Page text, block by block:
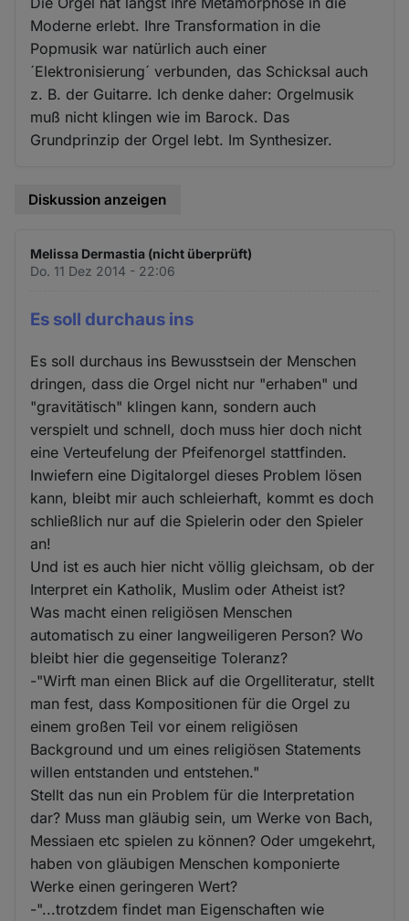
Moderne erlebt. Ihre Transformation in die
Popmusik war natürlich auch einer
´Elektronisierung´ verbunden, das Schicksal auch
z. B. der Guitarre. Ich denke daher: Orgelmusik
muß nicht klingen wie im Barock. Das
Grundprinzip der Orgel lebt. Im Synthesizer.
Diskussion anzeigen
Melissa Dermastia (nicht überprüft)
Do. 11 Dez 2014 - 22:06
Es soll durchaus ins
Es soll durchaus ins Bewusstsein der Menschen
dringen, dass die Orgel nicht nur "erhaben" und
"gravitätisch" klingen kann, sondern auch
verspielt und schnell, doch muss hier doch nicht
eine Verteufelung der Pfeifenorgel stattfinden.
Inwiefern eine Digitalorgel dieses Problem lösen
kann, bleibt mir auch schleierhaft, kommt es doch
schließlich nur auf die Spielerin oder den Spieler
an!
Und ist es auch hier nicht völlig gleichsam, ob der
Interpret ein Katholik, Muslim oder Atheist ist?
Was macht einen religiösen Menschen
automatisch zu einer langweiligeren Person? Wo
bleibt hier die gegenseitige Toleranz?
-"Wirft man einen Blick auf die Orgelliteratur, stellt
man fest, dass Kompositionen für die Orgel zu
einem großen Teil vor einem religiösen
Background und um eines religiösen Statements
willen entstanden und entstehen."
Stellt das nun ein Problem für die Interpretation
dar? Muss man gläubig sein, um Werke von Bach,
Messiaen etc spielen zu können? Oder umgekehrt,
haben von gläubigen Menschen komponierte
Werke einen geringeren Wert?
-"...trotzdem findet man Eigenschaften wie